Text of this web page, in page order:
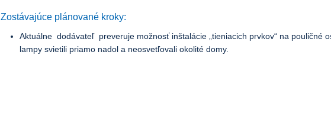
Zostávajúce plánované kroky:
Aktuálne dodávateľ preveruje možnosť inštalácie „tieniacich prvkov“ na pouličné
lampy svietili priamo nadol a neosvetľovali okolité domy.